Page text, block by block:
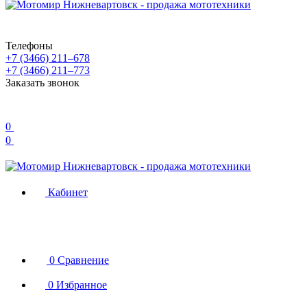
Телефоны
+7 (3466) 211‒678
+7 (3466) 211‒773
Заказать звонок
0
0
Кабинет
0 Сравнение
0 Избранное